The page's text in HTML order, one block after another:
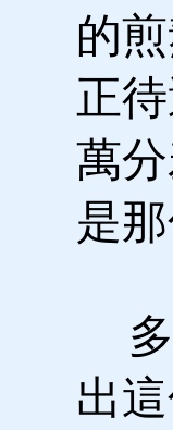
的
正
萬
是
多
出